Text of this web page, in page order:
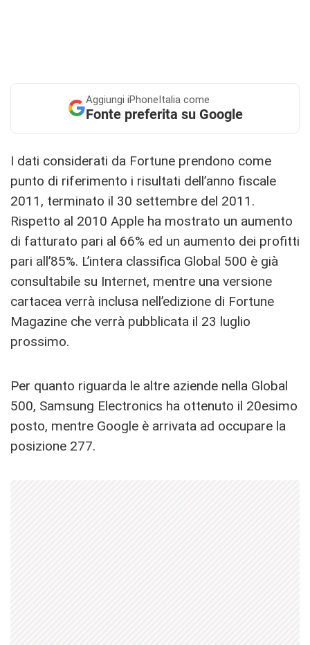
Aggiungi iPhoneItalia come
Fonte preferita su Google
I dati considerati da Fortune prendono come
punto di riferimento i risultati dell’anno fiscale
2011, terminato il 30 settembre del 2011.
Rispetto al 2010 Apple ha mostrato un aumento
di fatturato pari al 66% ed un aumento dei profitti
pari all’85%. L’intera classifica Global 500 è già
consultabile su Internet, mentre una versione
cartacea verrà inclusa nell’edizione di Fortune
Magazine che verrà pubblicata il 23 luglio
prossimo.
Per quanto riguarda le altre aziende nella Global
500, Samsung Electronics ha ottenuto il 20esimo
posto, mentre Google è arrivata ad occupare la
posizione 277.